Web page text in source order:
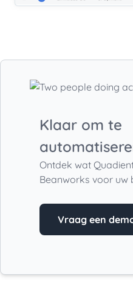
Klaar om te
Ontdek wat
Beanworks voor uw
Vraag een